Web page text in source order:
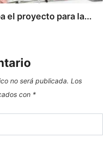
el proyecto para la...
no será publicada. Los
con *